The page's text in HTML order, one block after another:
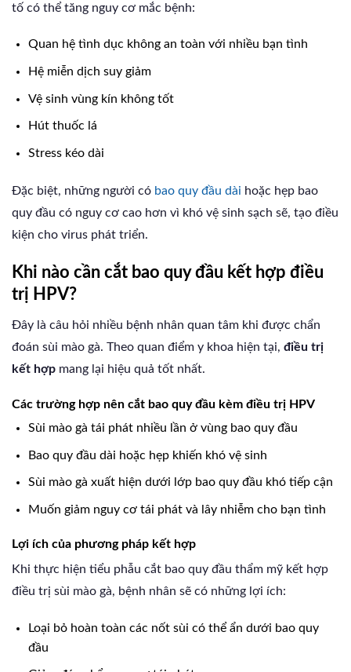
tố có thể tăng nguy cơ mắc bệnh:
Quan hệ tình dục không an toàn với nhiều bạn tình
Hệ miễn dịch suy giảm
Vệ sinh vùng kín không tốt
Hút thuốc lá
Stress kéo dài
Đặc biệt, những người có bao quy đầu dài hoặc hẹp bao
quy đầu có nguy cơ cao hơn vì khó vệ sinh sạch sẽ, tạo điều
kiện cho virus phát triển.
Khi nào cần cắt bao quy đầu kết hợp điều
trị HPV?
Đây là câu hỏi nhiều bệnh nhân quan tâm khi được chẩn
đoán sùi mào gà. Theo quan điểm y khoa hiện tại, điều trị
kết hợp mang lại hiệu quả tốt nhất.
Các trường hợp nên cắt bao quy đầu kèm điều trị HPV
Sùi mào gà tái phát nhiều lần ở vùng bao quy đầu
Bao quy đầu dài hoặc hẹp khiến khó vệ sinh
Sùi mào gà xuất hiện dưới lớp bao quy đầu khó tiếp cận
Muốn giảm nguy cơ tái phát và lây nhiễm cho bạn tình
Lợi ích của phương pháp kết hợp
Khi thực hiện tiểu phẫu cắt bao quy đầu thẩm mỹ kết hợp
điều trị sùi mào gà, bệnh nhân sẽ có những lợi ích:
Loại bỏ hoàn toàn các nốt sùi có thể ẩn dưới bao quy
đầu